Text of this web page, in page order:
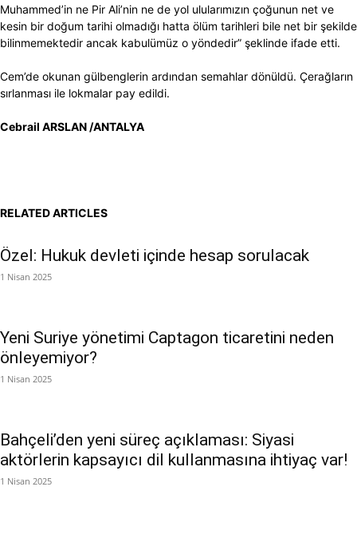
Muhammed’in ne Pir Ali’nin ne de yol ulularımızın çoğunun net ve
kesin bir doğum tarihi olmadığı hatta ölüm tarihleri bile net bir şekilde
bilinmemektedir ancak kabulümüz o yöndedir” şeklinde ifade etti.
Cem’de okunan gülbenglerin ardından semahlar dönüldü. Çerağların
sırlanması ile lokmalar pay edildi.
Cebrail ARSLAN /ANTALYA
RELATED ARTICLES
Özel: Hukuk devleti içinde hesap sorulacak
1 Nisan 2025
Yeni Suriye yönetimi Captagon ticaretini neden
önleyemiyor?
1 Nisan 2025
Bahçeli’den yeni süreç açıklaması: Siyasi
aktörlerin kapsayıcı dil kullanmasına ihtiyaç var!
1 Nisan 2025